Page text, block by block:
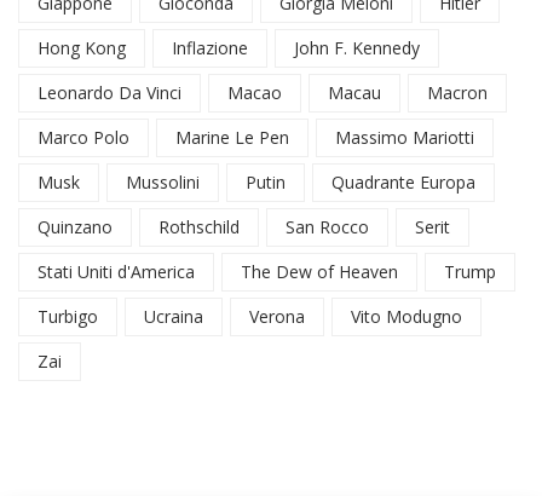
Hong Kong
Inflazione
John F. Kennedy
Leonardo Da Vinci
Macao Macau
Macron
Marco Polo
Marine Le Pen
Massimo Mariotti
Musk
Mussolini Putin
Quadrante Europa
Quinzano
Rothschild San Rocco
Serit
Stati Uniti d'America
The Dew of Heaven
Trump
Turbigo
Ucraina Verona
Vito Modugno
Zai